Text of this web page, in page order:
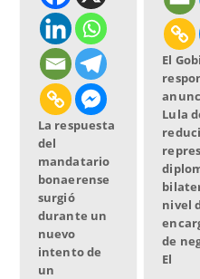
La respuesta
del
mandatario
bonaerense
surgió
durante un
nuevo
intento de
un
El
Lula
nivel
de
El